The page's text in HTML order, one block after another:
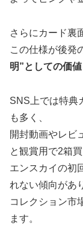
さらにカード裏
この仕様が後発
明”としての価値
SNS上では特典
も多く、
開封動画やレビ
と観賞用で2箱
エンスカイの初
れない傾向があ
コレクション市
ます。